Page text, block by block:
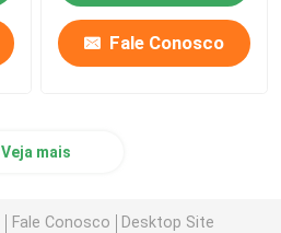
Fale Conosco
Veja mais
Fale Conosco Desktop Site